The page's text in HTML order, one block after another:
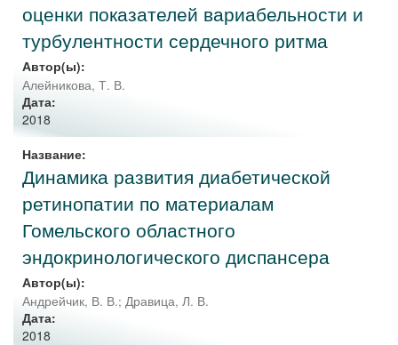
оценки показателей вариабельности и
турбулентности сердечного ритма
Автор(ы):
Алейникова, Т. В.
Дата:
2018
Название:
Динамика развития диабетической
ретинопатии по материалам
Гомельского областного
эндокринологического диспансера
Автор(ы):
Андрейчик, В. В.; Дравица, Л. В.
Дата:
2018